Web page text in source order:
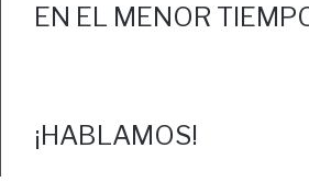
EN EL MENOR
¡HABLAMOS!